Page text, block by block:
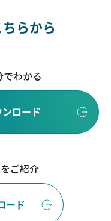
らから
でわかる
ロード
ご紹介
ード